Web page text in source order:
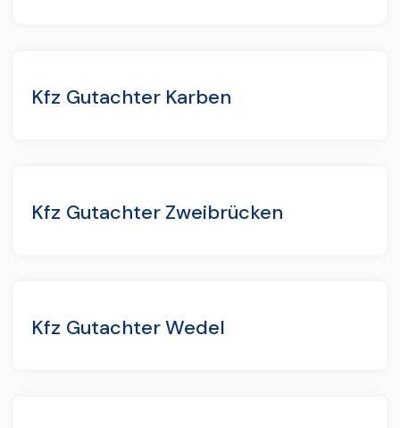
Kfz Gutachter Karben
Kfz Gutachter Zweibrücken
Kfz Gutachter Wedel